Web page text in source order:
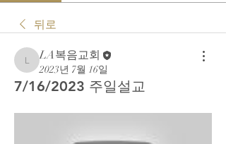
뒤로
LA복음교회
LA복음교회
2023년 7월 16일
7/16/2023 주일설교